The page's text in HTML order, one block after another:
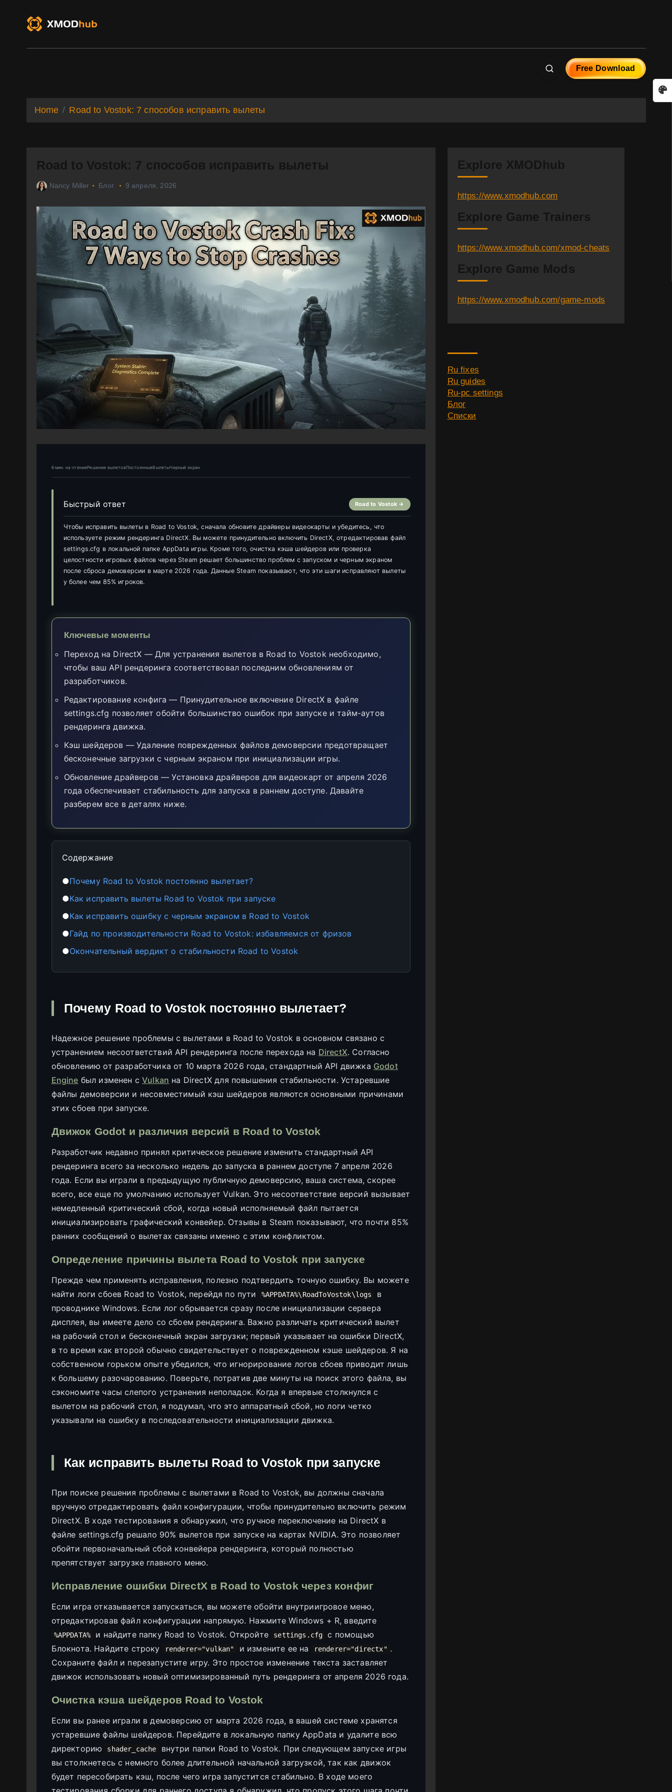
Free Download
Home Road to Vostok: 7 способов исправить вылеты
Road to Vostok: 7 способов исправить вылеты
Nancy Miller Блог 9 апреля, 2026
6 мин. на чтениеРешение вылетовПостоянныеВылетыЧерный экран
Быстрый ответ Road to Vostok →
Чтобы исправить вылеты в Road to Vostok, сначала обновите драйверы видеокарты и убедитесь, что
используете режим рендеринга DirectX. Вы можете принудительно включить DirectX, отредактировав файл
settings.cfg в локальной папке AppData игры. Кроме того, очистка кэша шейдеров или проверка
целостности игровых файлов через Steam решает большинство проблем с запуском и черным экраном
после сброса демоверсии в марте 2026 года. Данные Steam показывают, что эти шаги исправляют вылеты
у более чем 85% игроков.
Ключевые моменты
Переход на DirectX — Для устранения вылетов в Road to Vostok необходимо,
чтобы ваш API рендеринга соответствовал последним обновлениям от
разработчиков.
Редактирование конфига — Принудительное включение DirectX в файле
settings.cfg позволяет обойти большинство ошибок при запуске и тайм-аутов
рендеринга движка.
Кэш шейдеров — Удаление поврежденных файлов демоверсии предотвращает
бесконечные загрузки с черным экраном при инициализации игры.
Обновление драйверов — Установка драйверов для видеокарт от апреля 2026
года обеспечивает стабильность для запуска в раннем доступе. Давайте
разберем все в деталях ниже.
Содержание
●Почему Road to Vostok постоянно вылетает?
●Как исправить вылеты Road to Vostok при запуске
●Как исправить ошибку с черным экраном в Road to Vostok
●Гайд по производительности Road to Vostok: избавляемся от фризов
●Окончательный вердикт о стабильности Road to Vostok
Почему Road to Vostok постоянно вылетает?
Надежное решение проблемы с вылетами в Road to Vostok в основном связано с
устранением несоответствий API рендеринга после перехода на DirectX. Согласно
обновлению от разработчика от 10 марта 2026 года, стандартный API движка Godot
Engine был изменен сVulkan на DirectX для повышения стабильности. Устаревшие
файлы демоверсии и несовместимый кэш шейдеров являются основными причинами
этих сбоев при запуске.
Движок Godot и различия версий в Road to Vostok
Разработчик недавно принял критическое решение изменить стандартный API
рендеринга всего за несколько недель до запуска в раннем доступе 7 апреля 2026
года. Если вы играли в предыдущую публичную демоверсию, ваша система, скорее
всего, все еще по умолчанию использует Vulkan. Это несоответствие версий вызывает
немедленный критический сбой, когда новый исполняемый файл пытается
инициализировать графический конвейер. Отзывы в Steam показывают, что почти 85%
ранних сообщений о вылетах связаны именно с этим конфликтом.
Определение причины вылета Road to Vostok при запуске
Прежде чем применять исправления, полезно подтвердить точную ошибку. Вы можете
найти логи сбоев Road to Vostok, перейдя по пути
%APPDATA%\RoadToVostok\logs
в
проводнике Windows. Если лог обрывается сразу после инициализации сервера
дисплея, вы имеете дело со сбоем рендеринга. Важно различать критический вылет
на рабочий стол и бесконечный экран загрузки; первый указывает на ошибки DirectX,
в то время как второй обычно свидетельствует о поврежденном кэше шейдеров. Я на
собственном горьком опыте убедился, что игнорирование логов сбоев приводит лишь
к большему разочарованию. Поверьте, потратив две минуты на поиск этого файла, вы
сэкономите часы слепого устранения неполадок. Когда я впервые столкнулся с
вылетом на рабочий стол, я подумал, что это аппаратный сбой, но логи четко
указывали на ошибку в последовательности инициализации движка.
Как исправить вылеты Road to Vostok при запуске
При поиске решения проблемы с вылетами в Road to Vostok, вы должны сначала
вручную отредактировать файл конфигурации, чтобы принудительно включить режим
DirectX. В ходе тестирования я обнаружил, что ручное переключение на DirectX в
файле settings.cfg решало 90% вылетов при запуске на картах NVIDIA. Это позволяет
обойти первоначальный сбой конвейера рендеринга, который полностью
препятствует загрузке главного меню.
Исправление ошибки DirectX в Road to Vostok через конфиг
Если игра отказывается запускаться, вы можете обойти внутриигровое меню,
отредактировав файл конфигурации напрямую. Нажмите Windows + R, введите
%APPDATA% и найдите папку Road to Vostok. Откройте settings.cfg
с помощью
Блокнота. Найдите строку
renderer="vulkan" и измените ее на renderer="directx" .
Сохраните файл и перезапустите игру. Это простое изменение текста заставляет
движок использовать новый оптимизированный путь рендеринга от апреля 2026 года.
Очистка кэша шейдеров Road to Vostok
Если вы ранее играли в демоверсию от марта 2026 года, в вашей системе хранятся
устаревшие файлы шейдеров. Перейдите в локальную папку AppData и удалите всю
директорию
shader_cache
внутри папки Road to Vostok. При следующем запуске игры
вы столкнетесь с немного более длительной начальной загрузкой, так как движок
будет пересобирать кэш, после чего игра запустится стабильно. В ходе моего
Explore XMODhub
https://www.xmodhub.com
Explore Game Trainers
https://www.xmodhub.com/xmod-cheats
Explore Game Mods
https://www.xmodhub.com/game-mods
Ru fixes
Ru guides
Ru-pc settings
Блог
Списки